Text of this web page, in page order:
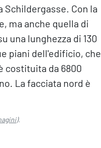
Con la
ma anche quella di
una lunghezza di 130
piani dell'edificio, che
costituita da 6800
La facciata nord è
).